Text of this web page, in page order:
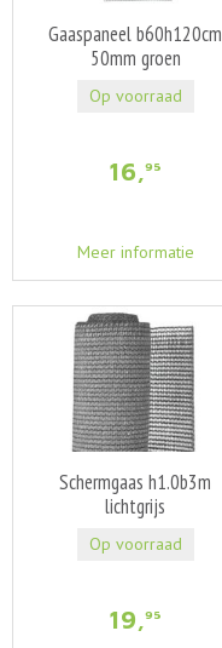
Gaaspaneel b60h120cm
50mm groen
16,95
Meer informatie
Op voorraad
Schermgaas h1.0b3m
lichtgrijs
19,95
Op voorraad